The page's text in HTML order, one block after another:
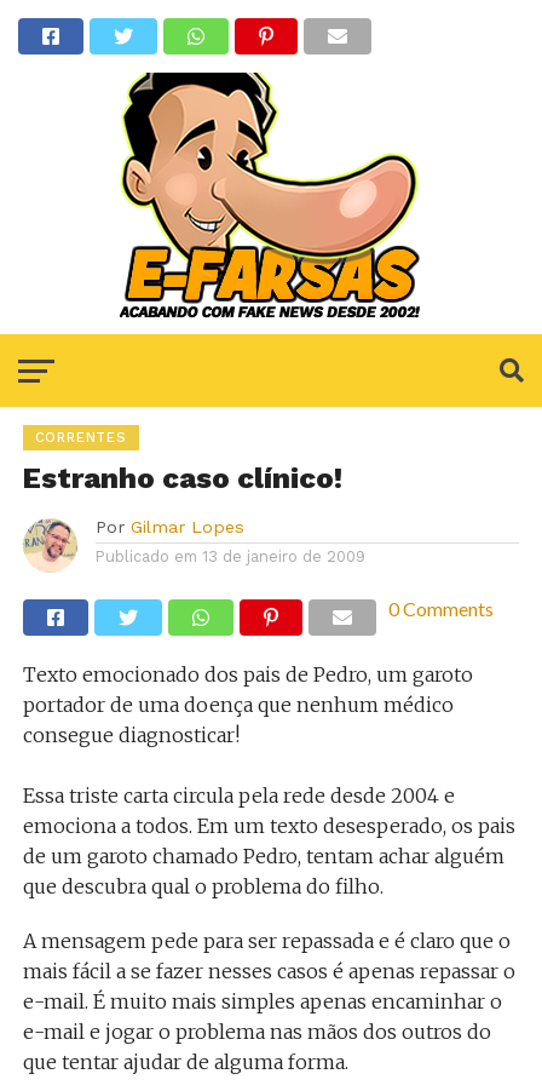
CORRENTES
Estranho caso clínico!
Por Gilmar Lopes
Publicado em 13 de janeiro de 2009
0 Comments
Texto emocionado dos pais de Pedro, um garoto
portador de uma doença que nenhum médico
consegue diagnosticar!
Essa triste carta circula pela rede desde 2004 e
emociona a todos. Em um texto desesperado, os pais
de um garoto chamado Pedro, tentam achar alguém
que descubra qual o problema do filho.
A mensagem pede para ser repassada e é claro que o
mais fácil a se fazer nesses casos é apenas repassar o
e-mail. É muito mais simples apenas encaminhar o
e-mail e jogar o problema nas mãos dos outros do
que tentar ajudar de alguma forma.